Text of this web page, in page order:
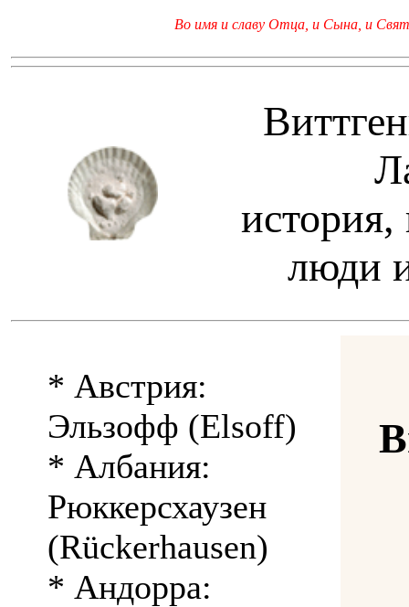
Во имя и славу Отца, и Сына, и
история,
люди
* Австрия:
Эльзофф (Elsoff)
* Албания:
Рюккерсхаузен
(Rückerhausen)
* Андорра: